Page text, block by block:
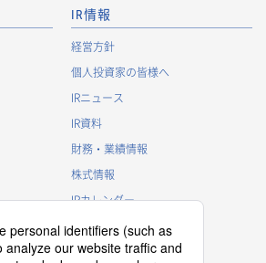
IR情報
経営方針
個人投資家の皆様へ
IRニュース
IR資料
財務・業績情報
株式情報
IRカレンダー
IRに関するよくあるご質問
IRポリシー